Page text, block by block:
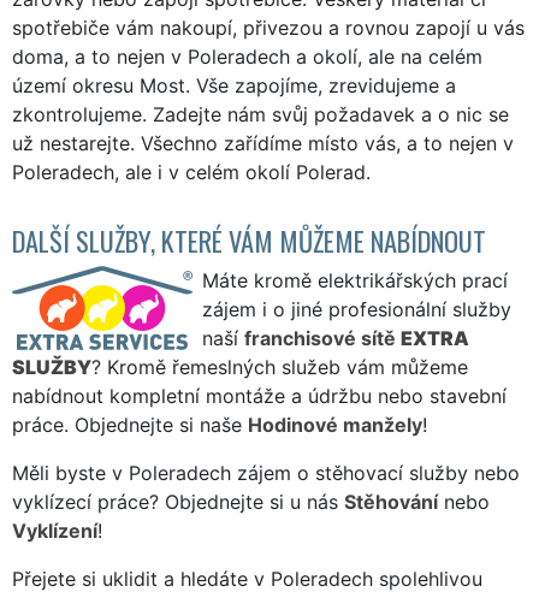
spotřebiče vám nakoupí, přivezou a rovnou zapojí u vás
doma, a to nejen v Poleradech a okolí, ale na celém
území okresu Most. Vše zapojíme, zrevidujeme a
zkontrolujeme. Zadejte nám svůj požadavek a o nic se
už nestarejte. Všechno zařídíme místo vás, a to nejen v
Poleradech, ale i v celém okolí Polerad.
DALŠÍ SLUŽBY, KTERÉ VÁM MŮŽEME NABÍDNOUT
Máte kromě elektrikářských prací
zájem i o jiné profesionální služby
naší franchisové sítě EXTRA
SLUŽBY? Kromě řemeslných služeb vám můžeme
nabídnout kompletní montáže a údržbu nebo stavební
práce. Objednejte si naše Hodinové manžely!
Měli byste v Poleradech zájem o stěhovací služby nebo
vyklízecí práce? Objednejte si u nás Stěhovánínebo
Vyklízení!
Přejete si uklidit a hledáte v Poleradech spolehlivou